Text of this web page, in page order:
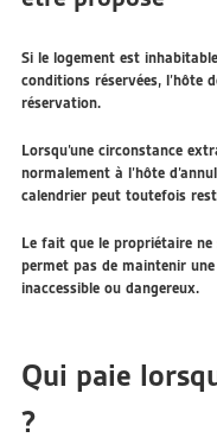
Si le logement est
conditions réservées, l’hôte
réservation.
Lorsqu’une circonstance
normalement à l’hôte
calendrier peut toutefois
Le fait que le propriétaire ne
permet pas de maintenir
inaccessible ou dangereux.
Qui paie
?